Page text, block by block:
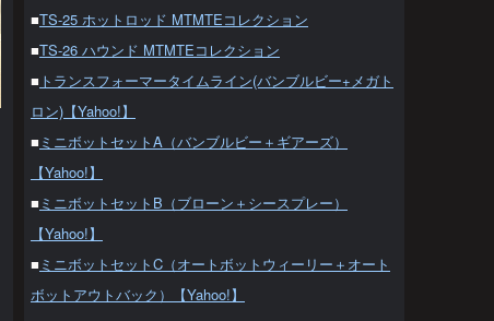
■TS-25 ホットロッド MTMTEコレクション
■TS-26 ハウンド MTMTEコレクション
■ トランスフォーマータイムライン(バンブルビー+メガト
ロン)【Yahoo!】
■ ミニボットセットA（バンブルビー＋ギアーズ）
【Yahoo!】
■ ミニボットセットB（ブローン＋シースプレー）
【Yahoo!】
■ ミニボットセットC（オートボットウィーリー＋オート
ボットアウトバック）【Yahoo!】